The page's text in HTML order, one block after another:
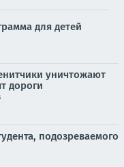
для детей
уничтожают
дороги
подозреваемого